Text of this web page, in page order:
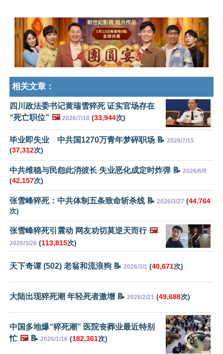
相关文章：
四川政法委书记黄瑞雪猝死 证实官场存在
“死亡职位” 🖼️ 2026/7/18 (33,944次)
毕业即失业 中共国1270万青年梦碎职场 📝 2026/7/15
(37,312次)
中共维稳与民怨此消彼长 失业恶化成定时炸弹 📝 2026/6/9
(42,157次)
张雪峰猝死：中共体制五条致命斩杀线 📝 2026/3/27 (44,764
次)
张雪峰猝死引震动 网友劝切莫逆天而行 🖼️
2026/3/26 (113,815次)
天下奇谭 (502) 老翁和流浪狗 📝 2026/3/1 (40,671次)
大陆出现猝死潮 年轻死者激增 📝 2026/2/21 (49,688次)
中国多地爆“猝死潮” 医院丧葬业最近特别
忙 🖼️📝 2026/1/16 (182,361次)